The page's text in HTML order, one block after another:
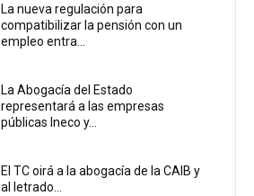
La nueva regulación para
compatibilizar la pensión con un
empleo entra...
La Abogacía del Estado
representará a las empresas
públicas Ineco y...
El TC oirá a la abogacía de la CAIB y
al letrado...